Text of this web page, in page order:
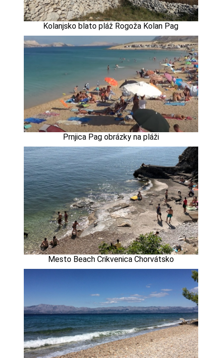
Kolanjsko blato pláž Rogoža Kolan Pag
Prnjica Pag obrázky na pláži
Mesto Beach Crikvenica Chorvátsko